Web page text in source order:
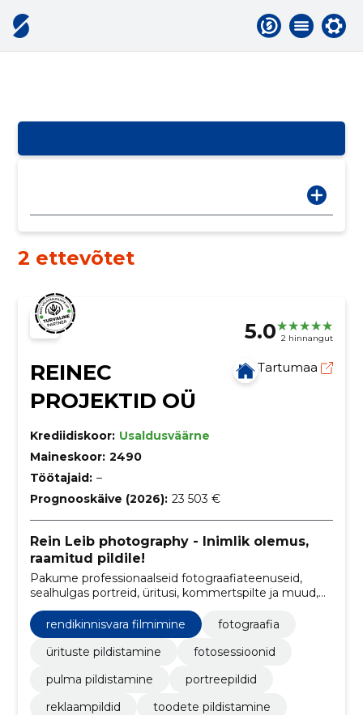
2 ettevõtet
5.0 2 hinnangut
REINEC
PROJEKTID OÜ
Tartumaa
Krediidiskoor: Usaldusväärne
Maineskoor: 2490
Töötajaid: –
Prognooskäive (2026): 23 503 €
Rein Leib photography - Inimlik olemus,
raamitud pildile!
Pakume professionaalseid fotograafiateenuseid,
sealhulgas portreid, üritusi, kommertspilte ja muud,
keskendudes loomulikele ja emotsionaalsetele
esitustele.
rendikinnisvara filmimine
fotograafia
ürituste pildistamine
fotosessioonid
pulma pildistamine
portreepildid
reklaampildid
toodete pildistamine